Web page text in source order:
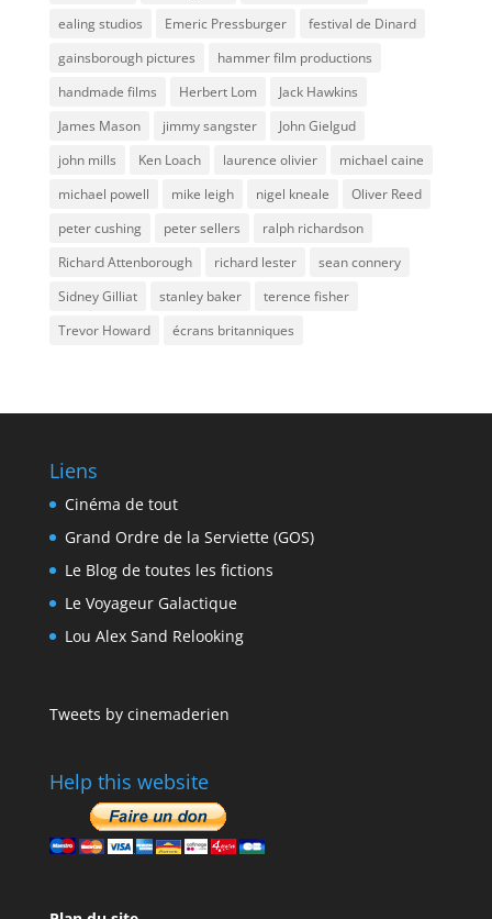
ealing studios
Emeric Pressburger
festival de Dinard
gainsborough pictures
hammer film productions
handmade films
Herbert Lom
Jack Hawkins
James Mason
jimmy sangster
John Gielgud
john mills
Ken Loach laurence olivier
michael caine
michael powell
mike leigh nigel kneale
Oliver Reed
peter cushing
peter sellers
ralph richardson
Richard Attenborough
richard lester
sean connery
Sidney Gilliat
stanley baker
terence fisher
Trevor Howard
écrans britanniques
Liens
Cinéma de tout
Grand Ordre de la Serviette (GOS)
Le Blog de toutes les fictions
Le Voyageur Galactique
Lou Alex Sand Relooking
Tweets by cinemaderien
Help this website